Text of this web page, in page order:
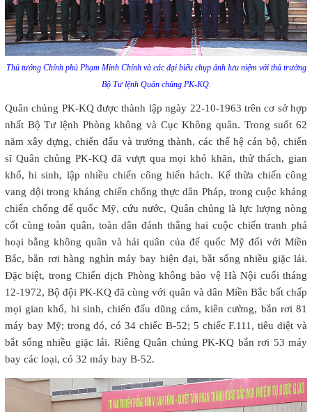
Thủ tướng Chính phủ Phạm Minh Chính và các đại biểu chụp ảnh lưu niệm với thủ trưởng
Bộ Tư lệnh Quân chủng PK-KQ.
Quân chủng PK-KQ được thành lập ngày 22-10-1963 trên cơ sở hợp
nhất Bộ Tư lệnh Phòng không và Cục Không quân. Trong suốt 62
năm xây dựng, chiến đấu và trưởng thành, các thế hệ cán bộ, chiến
sĩ Quân chủng PK-KQ đã vượt qua mọi khó khăn, thử thách, gian
khổ, hi sinh, lập nhiều chiến công hiển hách. Kế thừa chiến công
vang dội trong kháng chiến chống thực dân Pháp, trong cuộc kháng
chiến chống đế quốc Mỹ, cứu nước, Quân chủng là lực lượng nòng
cốt cùng toàn quân, toàn dân đánh thắng hai cuộc chiến tranh phá
hoại bằng không quân và hải quân của đế quốc Mỹ đối với Miền
Bắc, bắn rơi hàng nghìn máy bay hiện đại, bắt sống nhiều giặc lái.
Đặc biệt, trong Chiến dịch Phòng không bảo vệ Hà Nội cuối tháng
12-1972, Bộ đội PK-KQ đã cùng với quân và dân Miền Bắc bất chấp
mọi gian khổ, hi sinh, chiến đấu dũng cảm, kiên cường, bắn rơi 81
máy bay Mỹ; trong đó, có 34 chiếc B-52; 5 chiếc F.111, tiêu diệt và
bắt sống nhiều giặc lái. Riêng Quân chủng PK-KQ bắn rơi 53 máy
bay các loại, có 32 máy bay B-52.